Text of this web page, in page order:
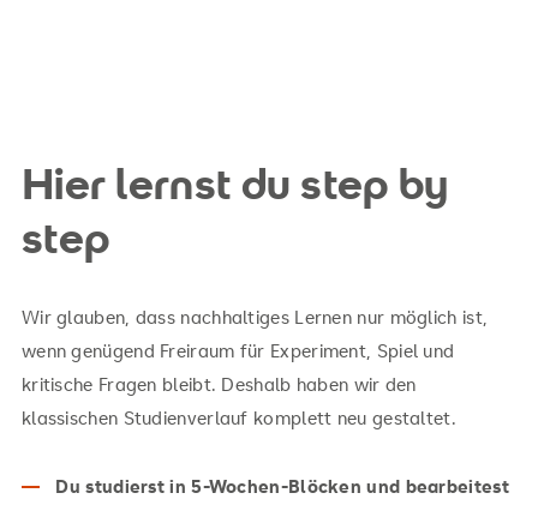
Hier lernst du step by
step
Wir glauben, dass nachhaltiges Lernen nur möglich ist,
wenn genügend Freiraum für Experiment, Spiel und
kritische Fragen bleibt. Deshalb haben wir den
klassischen Studienverlauf komplett neu gestaltet.
Du studierst in 5-Wochen-Blöcken und bearbeitest